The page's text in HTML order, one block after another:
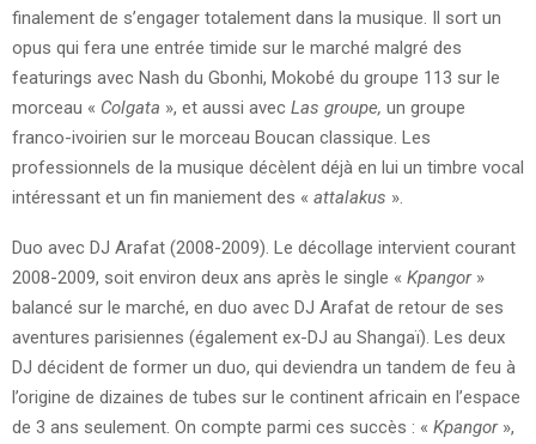
finalement de s’engager totalement dans la musique. Il sort un
opus qui fera une entrée timide sur le marché malgré des
featurings avec Nash du Gbonhi, Mokobé du groupe 113 sur le
morceau « Colgata », et aussi avec Las groupe, un groupe
franco-ivoirien sur le morceau Boucan classique. Les
professionnels de la musique décèlent déjà en lui un timbre vocal
intéressant et un fin maniement des « attalakus ».
Duo avec DJ Arafat (2008-2009). Le décollage intervient courant
2008-2009, soit environ deux ans après le single « Kpangor»
balancé sur le marché, en duo avec DJ Arafat de retour de ses
aventures parisiennes (également ex-DJ au Shangaï). Les deux
DJ décident de former un duo, qui deviendra un tandem de feu à
l’origine de dizaines de tubes sur le continent africain en l’espace
de 3 ans seulement. On compte parmi ces succès : « Kpangor»,